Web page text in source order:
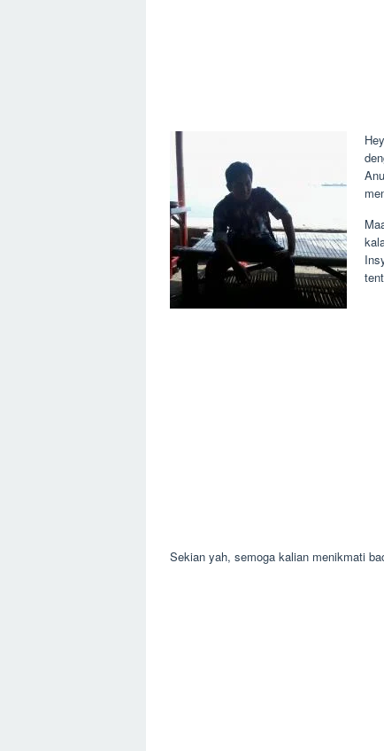
Sekian yah, semoga kalian menikmati